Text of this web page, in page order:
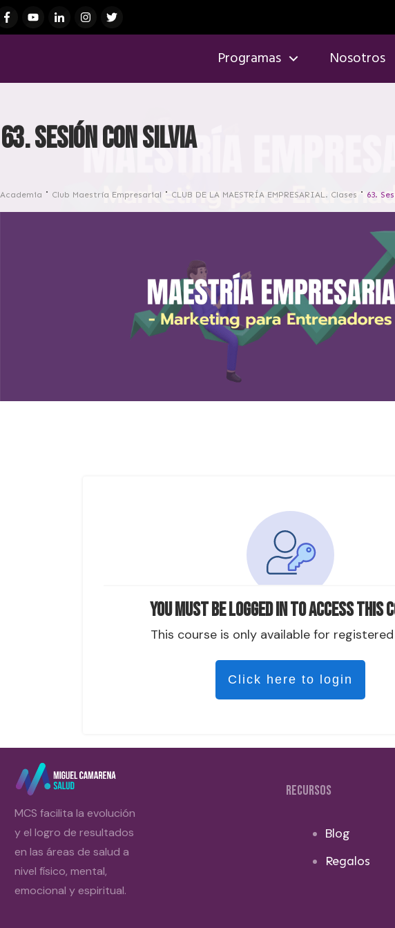
Programas Nosotros
63. Sesión con Silvia
Academia Club Maestría Empresarial CLUB DE LA MAESTRÍA EMPRESARIAL. Clases 63.
You must be logged in to access this
This course is only available for registered
Click here to login
MCS facilita la evolución
y el logro de resultados
en las áreas de salud a
nivel físico, mental,
emocional y espiritual.
RECURSOS
Blog
Regalos